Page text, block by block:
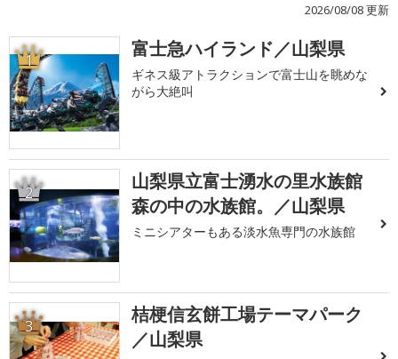
2026/08/08 更新
1 富士急ハイランド／山梨県
ギネス級アトラクションで富士山を眺めな
がら大絶叫
2
山梨県立富士湧水の里水族館
森の中の水族館。／山梨県
ミニシアターもある淡水魚専門の水族館
3
桔梗信玄餅工場テーマパーク
／山梨県